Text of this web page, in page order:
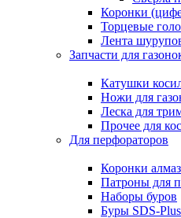
Коронки
Торцевые
Лента
Запчасти для
Катушки
Ножи для
Леска для
Прочее для
Для перфораторов
Коронки
Патроны для
Наборы буров
Буры SDS-Plus